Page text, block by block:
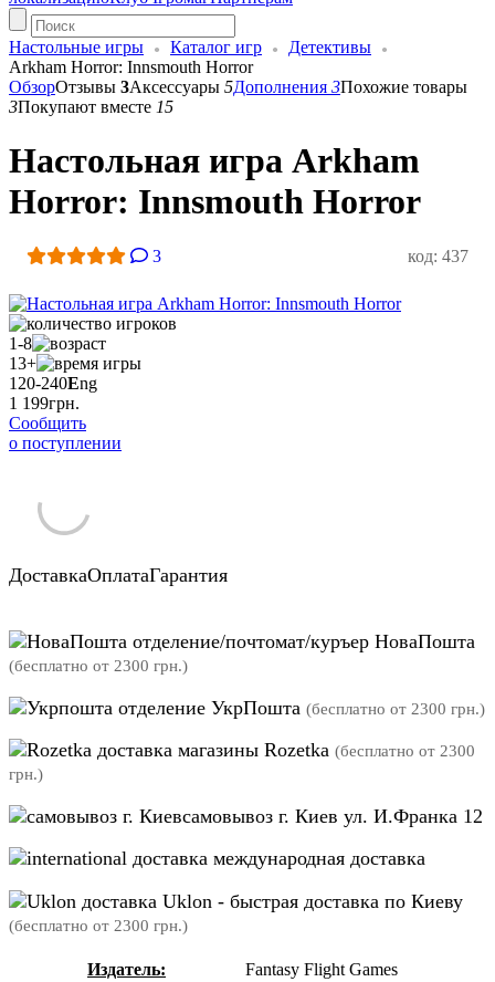
Настольные игры Каталог игр
Детективы
Arkham Horror: Innsmouth Horror
ОбзорОтзывы 3Аксессуары 5Дополнения 3Похожие товары
3Покупают вместе 15
Настольная игра Arkham
Horror: Innsmouth Horror
3 код: 437
1-8
13+
120-240Eng
1 199грн.
Сообщить
о поступлении
ДоставкаОплатаГарантия
отделение/почтомат/куръер НоваПошта
(бесплатно от 2300 грн.)
отделение УкрПошта (бесплатно от 2300 грн.)
магазины Rozetka (бесплатно от 2300
грн.)
самовывоз г. Киев ул. И.Франка 12
международная доставка
Uklon - быстрая доставка по Киеву
(бесплатно от 2300 грн.)
Издатель:
Fantasy Flight Games